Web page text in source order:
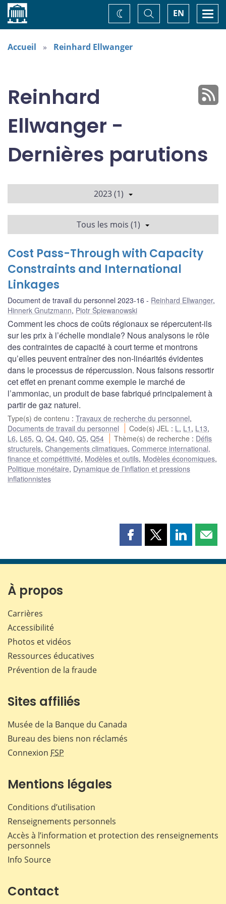
Accueil EN
Basculer
la
recherche
Changez
de
Accueil Reinhard Ellwanger
Reinhard
Ellwanger -
Dernières parutions
2023 (1)
Tous les mois (1)
Cost Pass-Through with Capacity
Constraints and International
Linkages
Document de travail du personnel 2023-16 Reinhard Ellwanger,
Hinnerk Gnutzmann, Piotr Śpiewanowski
Comment les chocs de coûts régionaux se répercutent-ils
sur les prix à l’échelle mondiale? Nous analysons le rôle
des contraintes de capacité à court terme et montrons
qu’elles peuvent entraîner des non-linéarités évidentes
dans le processus de répercussion. Nous faisons ressortir
cet effet en prenant comme exemple le marché de
l’ammoniac, un produit de base fabriqué principalement à
partir de gaz naturel.
Type(s) de contenu : Travaux de recherche du personnel,
Documents de travail du personnel
Code(s) JEL : L , L1 , L13,
L6, L65, Q, Q4, Q40, Q5, Q54 Thème(s) de recherche : Défis
structurels, Changements climatiques, Commerce international,
finance et compétitivité, Modèles et outils, Modèles économiques,
Politique monétaire, Dynamique de l’inflation et pressions
inflationnistes
Partager
page
Partager
page
Partager
page page
À propos
Carrières
Accessibilité
Photos et vidéos
Ressources éducatives
Prévention de la fraude
Sites affiliés
Musée de la Banque du Canada
Bureau des biens non réclamés
Connexion FSP
Mentions légales
Conditions d’utilisation
Renseignements personnels
Accès à l’information et protection des renseignements
personnels
Info Source
Contact